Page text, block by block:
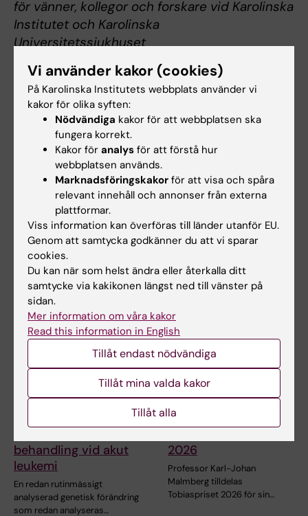
för vänner, kollegor och forskare vid Karolinska
Institutet och Karolinska
Universitetssjukhuset
Tags
Hematologi
Uppdaterad av:
2024-03-18
Relaterade artiklar
29 apr 2026
behandling vid akut
leukemi
En redan rutinmässigt
analyserad genetisk förändring
som redan analyseras…
21 apr 2026
Karl-Johan Malmberg
2026
Professor Karl-Johan
Malmberg tilldelas
Tobiaspriset 2026 för sin…
Vi använder kakor (cookies)
På Karolinska Institutets webbplats använder vi
kakor för olika syften:
Nödvändiga kakor för att webbplatsen ska
fungera korrekt.
Kakor för analys för att förstå hur
webbplatsen används.
Marknadsföringskakor för att visa och spåra
relevant innehåll och annonser från externa
plattformar.
Viss information kan överföras till länder utanför EU.
Genom att samtycka godkänner du att vi sparar
cookies.
Du kan när som helst ändra eller återkalla ditt
samtycke via kakikonen längst ned till vänster på
sidan.
Mer information om våra kakor
Read this information in English
Tillåt endast nödvändiga
Tillåt mina valda kakor
Tillåt alla